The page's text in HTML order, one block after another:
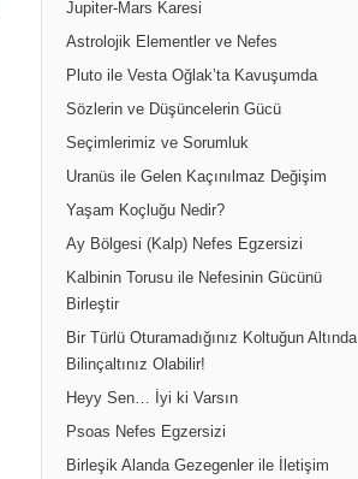
Jupiter-Mars Karesi
Astrolojik Elementler ve Nefes
Pluto ile Vesta Oğlak’ta Kavuşumda
Sözlerin ve Düşüncelerin Gücü
Seçimlerimiz ve Sorumluk
Uranüs ile Gelen Kaçınılmaz Değişim
Yaşam Koçluğu Nedir?
Ay Bölgesi (Kalp) Nefes Egzersizi
Kalbinin Torusu ile Nefesinin Gücünü
Birleştir
Bir Türlü Oturamadığınız Koltuğun Altında
Bilinçaltınız Olabilir!
Heyy Sen… İyi ki Varsın
Psoas Nefes Egzersizi
Birleşik Alanda Gezegenler ile İletişim